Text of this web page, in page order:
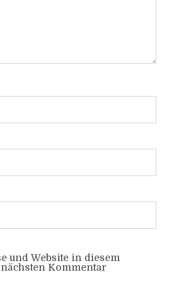
und Website in diesem
Kommentar